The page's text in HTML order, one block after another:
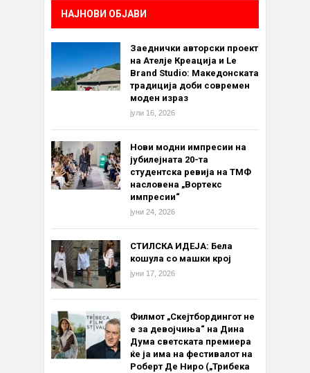
НАЈНОВИ ОБЈАВИ
Заеднички авторски проект
на Ателје Креација и Le
Brand Studio: Македонската
традиција доби современ
моден израз
јули 16, 2026
Нови модни импресии на
јубилејната 20-та
студентска ревија на ТМФ
насловена „Вортекс
импресии“
јуни 24, 2026
СТИЛСКА ИДЕЈА: Бела
кошула со машки крој
јуни 17, 2026
Филмот „Скејтбордингот не
е за девојчиња“ на Дина
Дума светската премиера
ќе ја има на фестивалот на
Роберт Де Ниро („Трибека